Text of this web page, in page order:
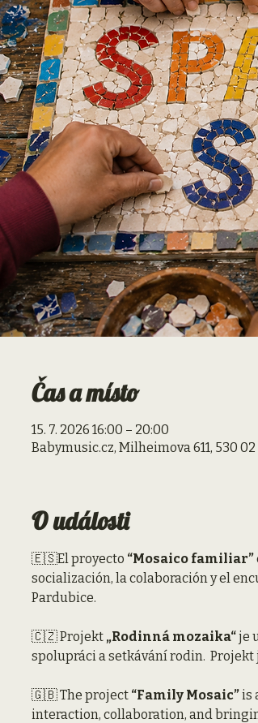
Čas a místo
15. 7. 2026 16:00 – 20:00
Babymusic.cz, Milheimova 611, 530
O události
🇪🇸El proyecto “Mosaico familiar”
socialización, la colaboración y el
Pardubice.
🇨🇿 Projekt „Rodinná mozaika“ je
spolupráci a setkávání rodin.
🇬🇧 The project “Family Mosaic” is
interaction, collaboration, and